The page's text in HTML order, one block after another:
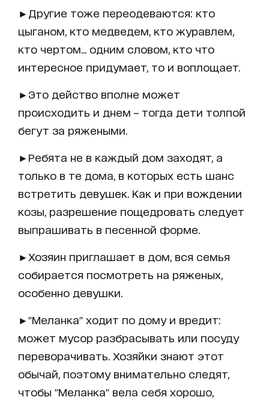
►Другие тоже переодеваются: кто
цыганом, кто медведем, кто журавлем,
кто чертом... одним словом, кто что
интересное придумает, то и воплощает.
►Это действо вполне может
происходить и днем ​​– тогда дети толпой
бегут за ряжеными.
►Ребята не в каждый дом заходят, а
только в те дома, в которых есть шанс
встретить девушек. Как и при вождении
козы, разрешение пощедровать следует
выпрашивать в песенной форме.
►Хозяин приглашает в дом, вся семья
собирается посмотреть на ряженых,
особенно девушки.
►"Меланка" ходит по дому и вредит:
может мусор разбрасывать или посуду
переворачивать. Хозяйки знают этот
обычай, поэтому внимательно следят,
чтобы "Меланка" вела себя хорошо,